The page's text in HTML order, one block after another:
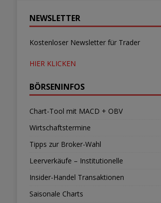
NEWSLETTER
Kostenloser Newsletter für Trader
HIER KLICKEN
BÖRSENINFOS
Chart-Tool mit MACD + OBV
Wirtschaftstermine
Tipps zur Broker-Wahl
Leerverkäufe – Institutionelle
Insider-Handel Transaktionen
Saisonale Charts